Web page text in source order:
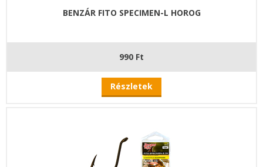
BENZÁR FITO SPECIMEN-L HOROG
990 Ft
Részletek